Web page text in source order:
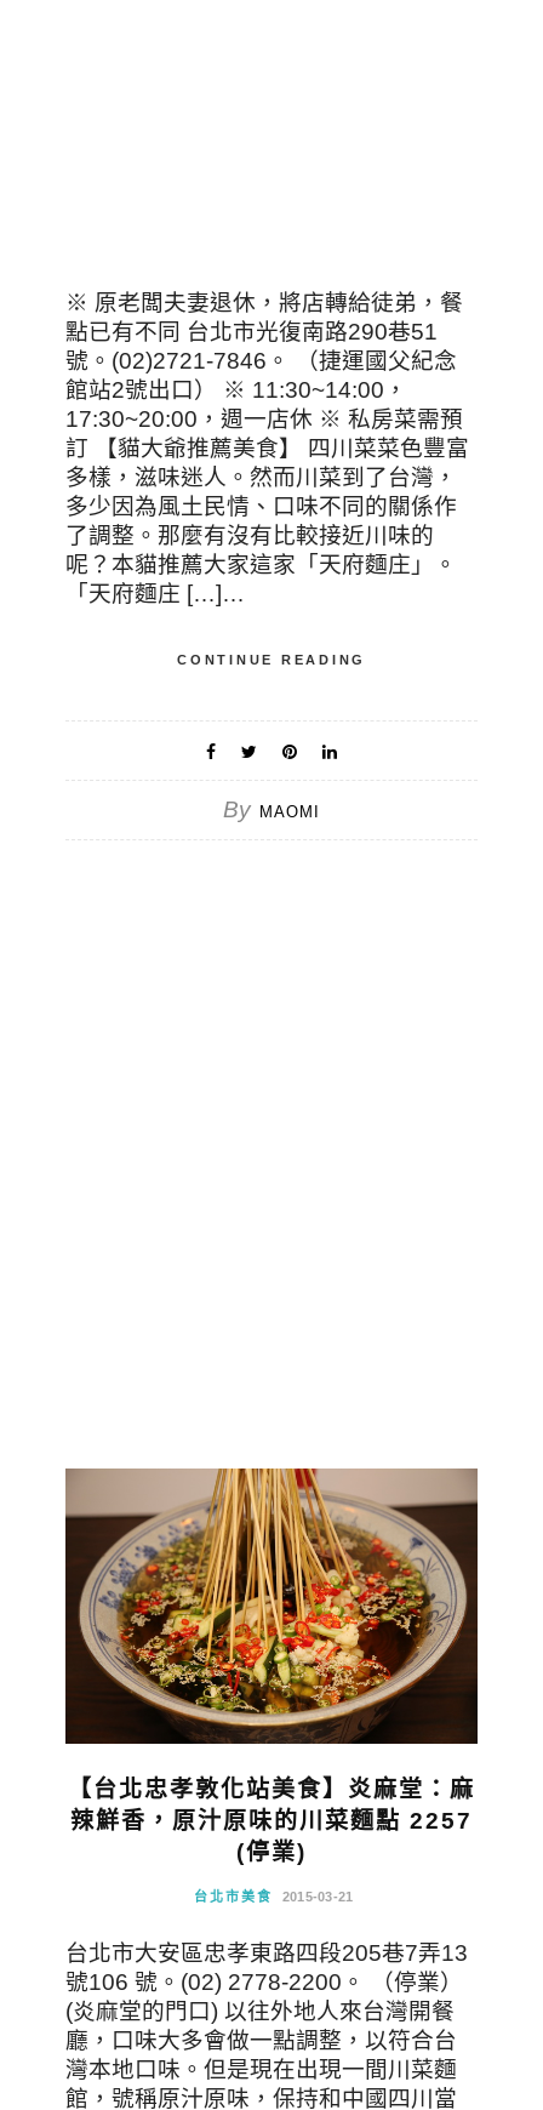
※ 原老闆夫妻退休，將店轉給徒弟，餐
點已有不同 台北市光復南路290巷51
號。(02)2721-7846。 （捷運國父紀念
館站2號出口） ※ 11:30~14:00，
17:30~20:00，週一店休 ※ 私房菜需預
訂 【貓大爺推薦美食】 四川菜菜色豐富
多樣，滋味迷人。然而川菜到了台灣，
多少因為風土民情、口味不同的關係作
了調整。那麼有沒有比較接近川味的
呢？本貓推薦大家這家「天府麵庄」。
「天府麵庄 […]…
CONTINUE READING
By MAOMI
【台北忠孝敦化站美食】炎麻堂：麻
辣鮮香，原汁原味的川菜麵點 2257
(停業)
台北市美食 2015-03-21
台北市大安區忠孝東路四段205巷7弄13
號106 號。(02) 2778-2200。 （停業）
(炎麻堂的門口) 以往外地人來台灣開餐
廳，口味大多會做一點調整，以符合台
灣本地口味。但是現在出現一間川菜麵
館，號稱原汁原味，保持和中國四川當